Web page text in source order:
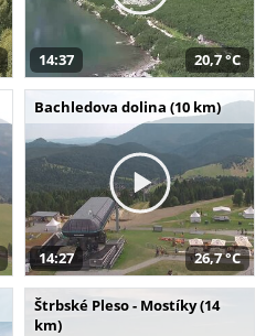
14:37 20,7 °C
Bachledova dolina (10 km)
14:27 26,7 °C
Štrbské Pleso - Mostíky (14
km)